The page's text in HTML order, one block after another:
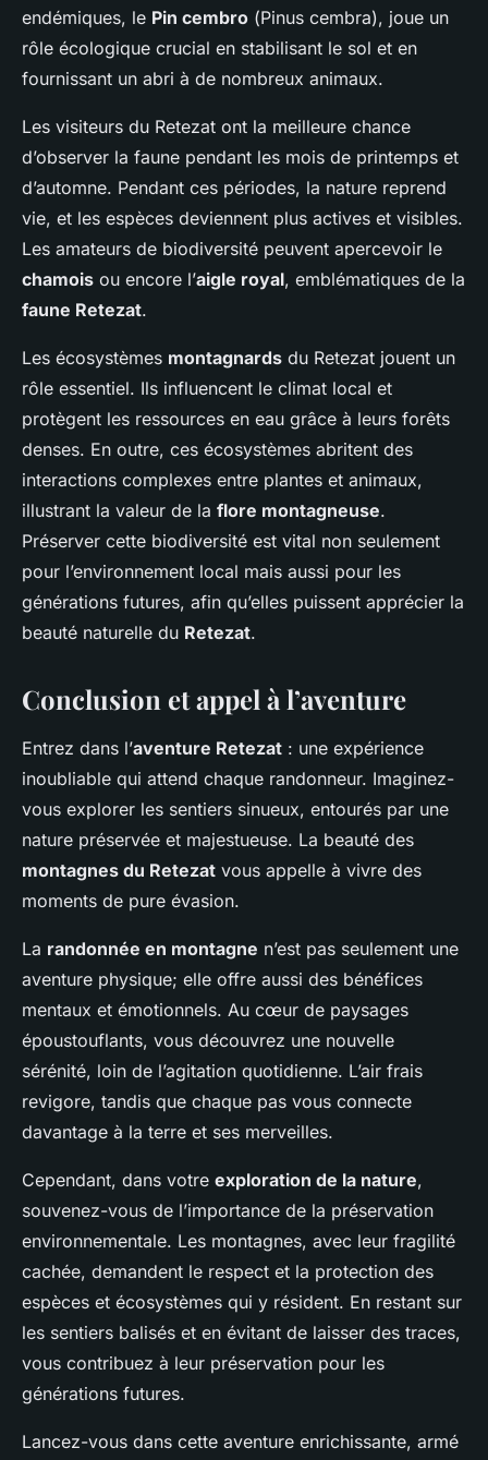
endémiques, le Pin cembro (Pinus cembra), joue un
rôle écologique crucial en stabilisant le sol et en
fournissant un abri à de nombreux animaux.
Les visiteurs du Retezat ont la meilleure chance
d’observer la faune pendant les mois de printemps et
d’automne. Pendant ces périodes, la nature reprend
vie, et les espèces deviennent plus actives et visibles.
Les amateurs de biodiversité peuvent apercevoir le
chamois ou encore l’aigle royal, emblématiques de la
faune Retezat.
Les écosystèmes montagnards du Retezat jouent un
rôle essentiel. Ils influencent le climat local et
protègent les ressources en eau grâce à leurs forêts
denses. En outre, ces écosystèmes abritent des
interactions complexes entre plantes et animaux,
illustrant la valeur de la flore montagneuse.
Préserver cette biodiversité est vital non seulement
pour l’environnement local mais aussi pour les
générations futures, afin qu’elles puissent apprécier la
beauté naturelle du Retezat.
Conclusion et appel à l’aventure
Entrez dans l’aventure Retezat : une expérience
inoubliable qui attend chaque randonneur. Imaginez-
vous explorer les sentiers sinueux, entourés par une
nature préservée et majestueuse. La beauté des
montagnes du Retezat vous appelle à vivre des
moments de pure évasion.
La randonnée en montagne n’est pas seulement une
aventure physique; elle offre aussi des bénéfices
mentaux et émotionnels. Au cœur de paysages
époustouflants, vous découvrez une nouvelle
sérénité, loin de l’agitation quotidienne. L’air frais
revigore, tandis que chaque pas vous connecte
davantage à la terre et ses merveilles.
Cependant, dans votre exploration de la nature,
souvenez-vous de l’importance de la préservation
environnementale. Les montagnes, avec leur fragilité
cachée, demandent le respect et la protection des
espèces et écosystèmes qui y résident. En restant sur
les sentiers balisés et en évitant de laisser des traces,
vous contribuez à leur préservation pour les
générations futures.
Lancez-vous dans cette aventure enrichissante, armé